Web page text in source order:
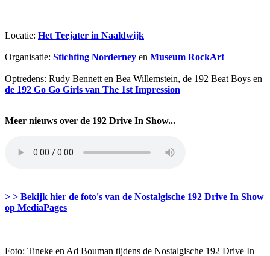
Locatie: Het Teejater in Naaldwijk
Organisatie: Stichting Norderney en Museum RockArt
Optredens: Rudy Bennett en Bea Willemstein, de 192 Beat Boys en
de 192 Go Go Girls van The 1st Impression
Meer nieuws over de 192 Drive In Show...
> > Bekijk hier de foto's van de Nostalgische 192 Drive In Show
op MediaPages
Foto: Tineke en Ad Bouman tijdens de Nostalgische 192 Drive In